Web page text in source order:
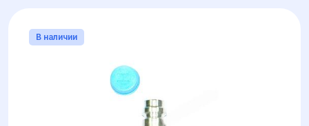
В наличии